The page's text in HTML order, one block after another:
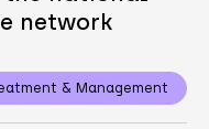
network
& Management